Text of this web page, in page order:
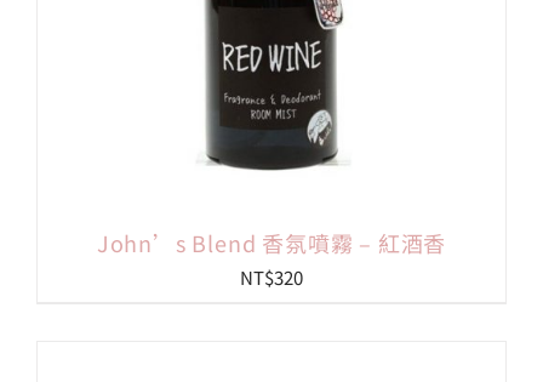
John’s Blend 香氛噴霧 – 紅酒香
NT$320